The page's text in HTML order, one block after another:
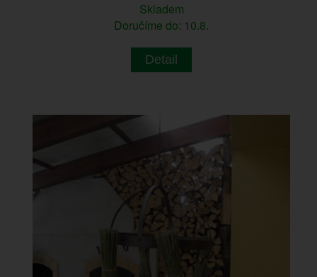
Skladem
Doručíme do: 10.8.
Detail